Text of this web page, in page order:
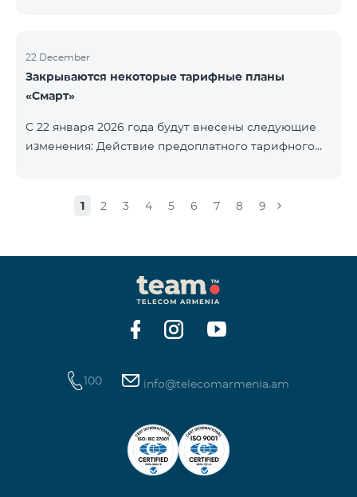
22 December
Закрываются некоторые тарифные планы
«Смарт»
С 22 января 2026 года будут внесены следующие
изменения: Действие предоплатного тарифного
на тарифный план «BeFree 5000 unlimit», который
500 SMS, 200 МБ в роуминге, 60 TV каналов.
Ежемесячная абонентская плата за тарифный план
«BeFree 5000 unlimit» составляет 5000 драм.
Действие предоплатного тарифного плана «Смарт
1 2 3 4 5 6 7 8 9
100 info@telecomarmenia.am